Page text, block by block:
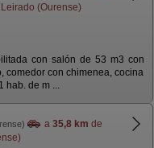
(Ourense)
con salón de 53 m3 con
comedor con chimenea, cocina
hab. de m ...
a 35,8 km de